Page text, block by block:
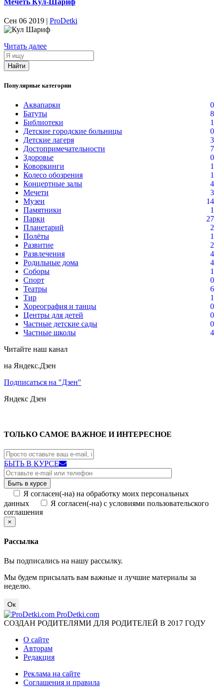
Мечеть Кул-Шариф
Сен 06 2019 | ProDetki
Читать далее
Я
ищу
Найти
Популярные категории
Аквапарки
0
Батуты
8
Библиотеки
1
Детские городские больницы
0
Детские лагеря
3
Достопримечательности
7
Здоровье
0
Коворкинги
1
Колесо обозрения
1
Концертные залы
4
Мечети
3
Музеи
14
Памятники
1
Парки
27
Планетарий
2
Полёты
1
Развитие
2
Развлечения
4
Родильные дома
4
Соборы
1
Спорт
0
Театры
6
Тир
1
Хореография и танцы
0
Центры для детей
0
Частные детские сады
0
Частные школы
4
Читайте наш канал
на Яндекс.Дзен
Подписаться на "Дзен"
Яндекс Дзен
ТОЛЬКО САМОЕ ВАЖНОЕ И ИНТЕРЕСНОЕ
БЫТЬ В КУРСЕ
Я согласен(-на) на обработку моих персональных
данных
Я согласен(-на) с условиями пользовательского
соглашения
×
Рассылка
Вы подписались на нашу рассылку.
Мы будем присылать вам важные и лучшие материалы за
неделю.
Ок
ProDetki.com
СОЗДАН РОДИТЕЛЯМИ ДЛЯ РОДИТЕЛЕЙ В 2017 ГОДУ
О сайте
Авторам
Редакция
Реклама на сайте
Соглашения и правила